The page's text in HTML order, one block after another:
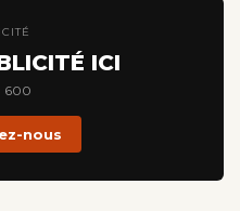
ICI
600
nous